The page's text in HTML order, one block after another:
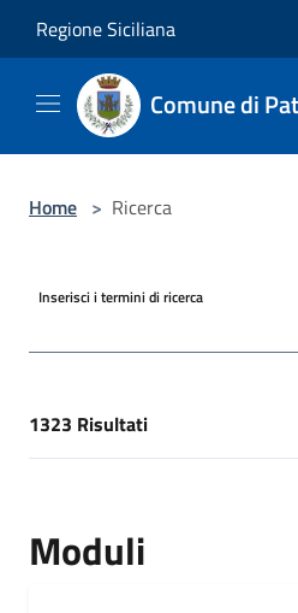
Regione Siciliana
Comune di
Home > Ricerca
Inserisci i termini di ricerca
[results]
1323 Risultati
Moduli